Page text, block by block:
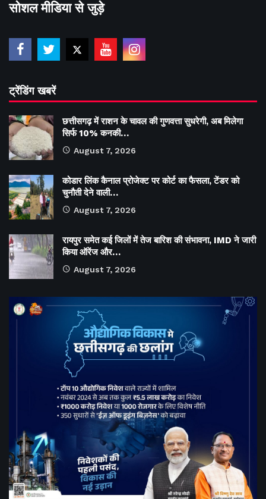
सोशल मीडिया से जुड़े
ट्रेंडिंग खबरें
छत्तीसगढ़ में राशन के चावल की गुणवत्ता सुधरेगी, अब मिलेगा
सिर्फ 10% कनकी…
August 7, 2026
कोडार लिंक कैनाल प्रोजेक्ट पर कोर्ट का फैसला, टेंडर को
चुनौती देने वाली…
August 7, 2026
रायपुर समेत कई जिलों में तेज बारिश की संभावना, IMD ने जारी
किया ऑरेंज और…
August 7, 2026